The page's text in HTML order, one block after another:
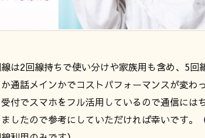
は2回線持ちで使い分けや家族用も含め、5回
通話メインかでコストパフォーマンスが変わ
付でスマホをフル活用しているので通信には
したので参考にしていただければ幸いです。